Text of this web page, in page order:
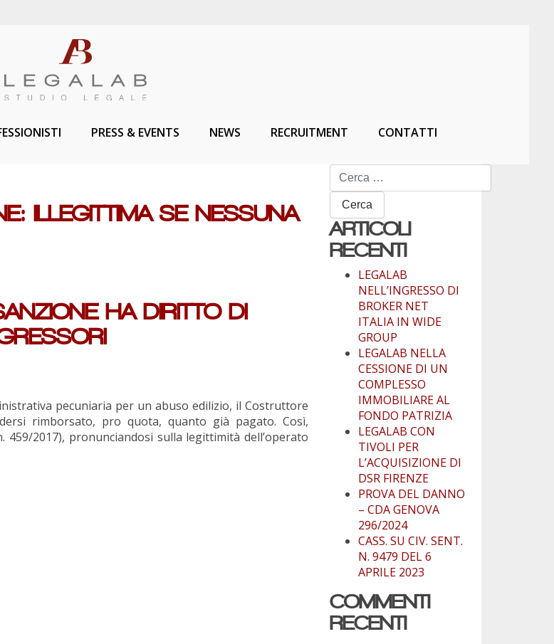
PRESS & EVENTS NEWS RECRUITMENT CONTATTI
ILLEGITTIMA SE NESSUNA
HA DIRITTO DI
pecuniaria per un abuso edilizio, il Costruttore
rimborsato, pro quota, quanto già pagato. Così,
459/2017), pronunciandosi sulla legittimità dell’operato
ARTICOLI
RECENTI
LEGALAB
NELL’INGRESSO DI
BROKER NET
ITALIA IN WIDE
GROUP
LEGALAB NELLA
CESSIONE DI UN
COMPLESSO
IMMOBILIARE AL
FONDO PATRIZIA
LEGALAB CON
TIVOLI PER
L’ACQUISIZIONE DI
DSR FIRENZE
PROVA DEL DANNO
– CDA GENOVA
296/2024
CASS. SU CIV. SENT.
N. 9479 DEL 6
APRILE 2023
COMMENTI
RECENTI